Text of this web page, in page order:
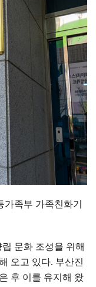
가족부 가족친화기
립 문화 조성을 위해
오고 있다. 부산진
후 이를 유지해 왔